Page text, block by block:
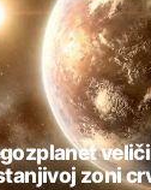
zoni